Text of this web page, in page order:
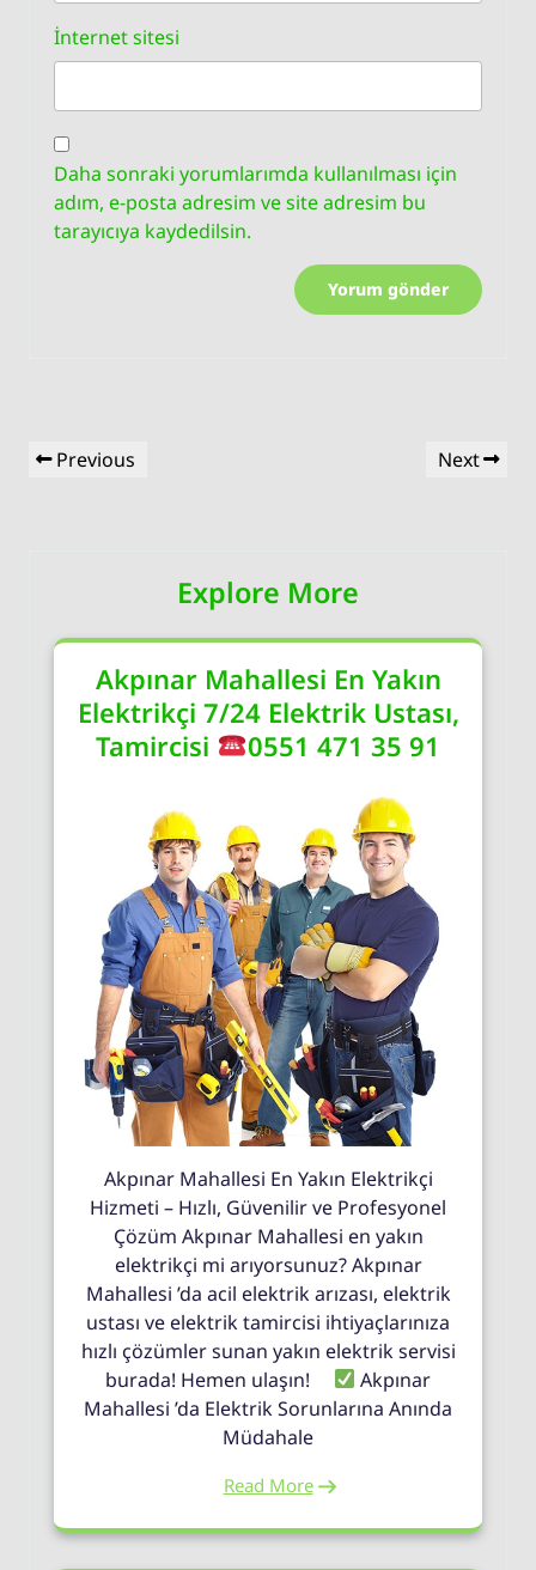
İnternet sitesi
Daha sonraki yorumlarımda kullanılması için
adım, e-posta adresim ve site adresim bu
tarayıcıya kaydedilsin.
Yazı
gezinmesi
Previous
Previous
Next
Next
Explore More
Akpınar Mahallesi En Yakın
Elektrikçi 7/24 Elektrik Ustası,
Tamircisi
0551 471 35 91
Akpınar Mahallesi En Yakın Elektrikçi
Hizmeti – Hızlı, Güvenilir ve Profesyonel
Çözüm Akpınar Mahallesi en yakın
elektrikçi mi arıyorsunuz? Akpınar
Mahallesi ’da acil elektrik arızası, elektrik
ustası ve elektrik tamircisi ihtiyaçlarınıza
hızlı çözümler sunan yakın elektrik servisi
burada! Hemen ulaşın!
Akpınar
Mahallesi ’da Elektrik Sorunlarına Anında
Müdahale
Read More